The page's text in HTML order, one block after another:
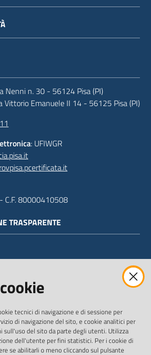
Nenni n. 30 - 56124 Pisa (PI)
Vittorio Emanuele II 14 - 56125 Pisa (PI)
: UFIWGR
C.F. 80000410508
TRASPARENTE
tecnici di navigazione e di sessione per
di navigazione del sito, e cookie analitici per
sull'uso del sito da parte degli utenti. Utilizza
dell'utente per fini statistici. Per i cookie di
se abilitarli o meno cliccando sul pulsante